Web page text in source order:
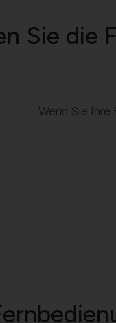
Sie die
Wenn Sie